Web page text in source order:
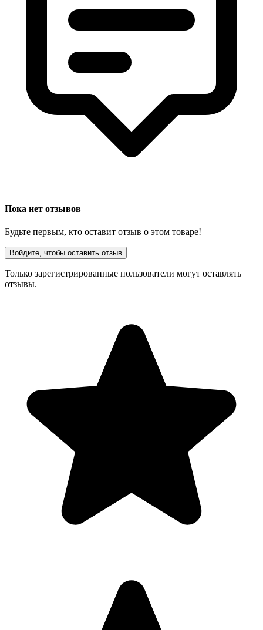
Пока нет отзывов
Будьте первым, кто оставит отзыв о этом товаре!
Войдите, чтобы оставить отзыв
Только зарегистрированные пользователи могут оставлять
отзывы.